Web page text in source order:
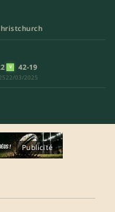
V 42-19
22/03/2025
Publicité